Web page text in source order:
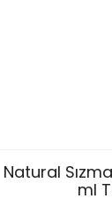
Natural
ml